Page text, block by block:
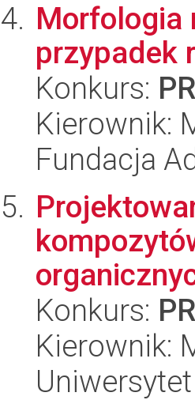
Morfologia
przypadek
Konkurs:
Kierownik:
Fundacja
Konkurs:
Kierownik: